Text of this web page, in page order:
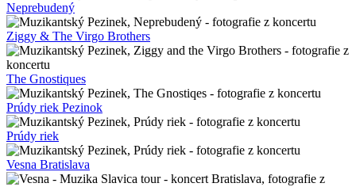
Neprebudený
Ziggy & The Virgo Brothers
The Gnostiques
Prúdy riek Pezinok
Prúdy riek
Vesna Bratislava